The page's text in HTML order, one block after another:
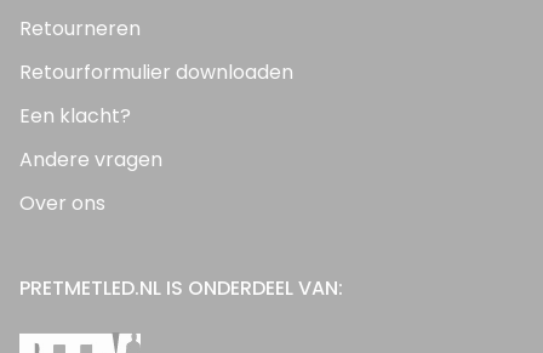
Retourneren
Retourformulier downloaden
Een klacht?
Andere vragen
Over ons
PRETMETLED.NL IS ONDERDEEL VAN: